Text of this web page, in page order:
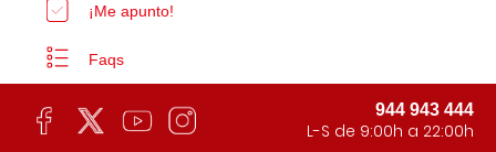
¡Me apunto!
Faqs
944 943 444
L-S de 9:00h a 22:00h